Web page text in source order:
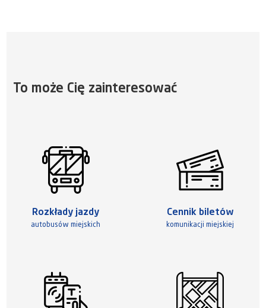
To może Cię zainteresować
Rozkłady jazdy
autobusów miejskich
Cennik biletów
komunikacji miejskiej